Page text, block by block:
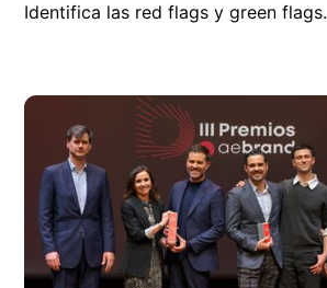
Identifica las red flags y green flags.